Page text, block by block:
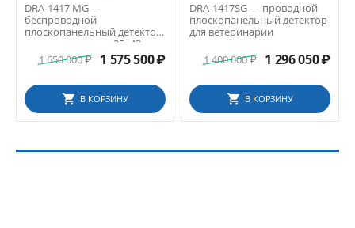
DRA-1417 MG —
беспроводной
плоскопанельный детектор
для ветеринарии, 35х43 см
1 650 000₽ 1 575 500₽
В КОРЗИНУ
DRA-1417SG — проводной
плоскопанельный детектор
для ветеринарии
1 400 000₽ 1 296 050₽
В КОРЗИНУ